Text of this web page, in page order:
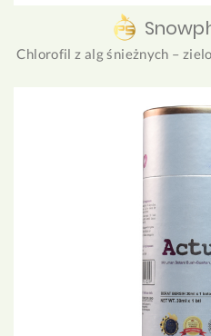
Chlorofil z alg śnieżnych –